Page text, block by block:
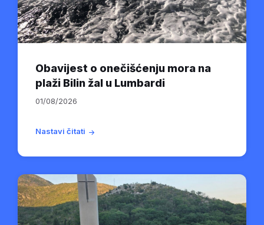
Obavijest o onečišćenju mora na
plaži Bilin žal u Lumbardi
01/08/2026
Nastavi čitati